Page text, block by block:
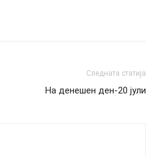
Следната статија
На денешен ден-20 јули